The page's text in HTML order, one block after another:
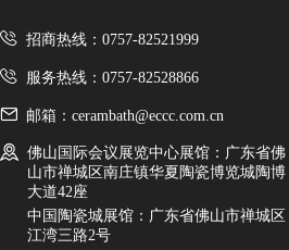
招商热线：0757-82521999
服务热线：0757-82528866
邮箱：cerambath@eccc.com.cn
佛山国际会议展览中心展馆：广东省佛
山市禅城区南庄镇华夏陶瓷博览城陶博
大道42座
中国陶瓷城展馆：广东省佛山市禅城区
江湾三路2号